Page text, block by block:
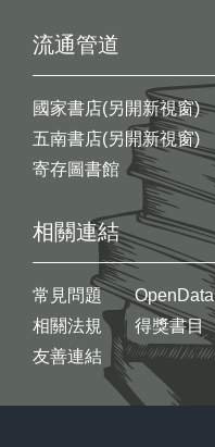
流通管道
國家書店(另開新視窗)
五南書店(另開新視窗)
寄存圖書館
相關連結
常見問題
相關法規
友善連結
OpenData
得獎書目